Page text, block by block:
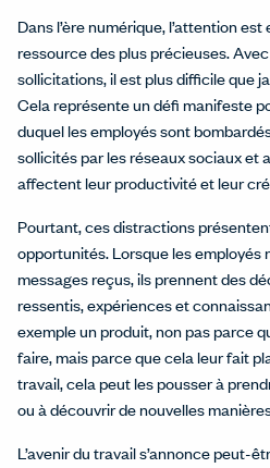
Dans l’ère numérique, l’attention
ressource des plus précieuses.
sollicitations, il est plus difficile que
Cela représente un défi manifeste
duquel les employés sont
sollicités par les réseaux sociaux et
affectent leur productivité et leur
Pourtant, ces distractions
opportunités. Lorsque les employés
messages reçus, ils prennent des
ressentis, expériences et
exemple un produit, non pas parce
faire, mais parce que cela leur fait
travail, cela peut les pousser à
ou à découvrir de nouvelles
L’avenir du travail s’annonce peut-